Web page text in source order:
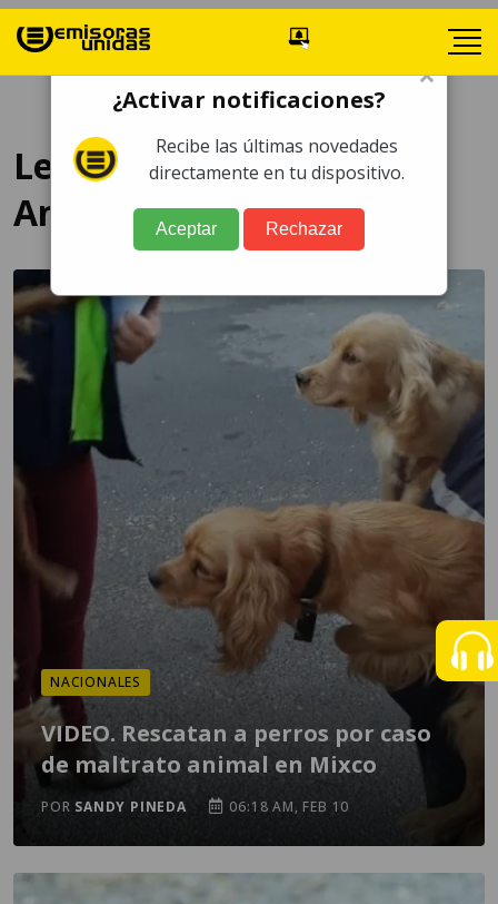
Ley de Protección de
Animales
NACIONALES
VIDEO. Rescatan a perros por caso
de maltrato animal en Mixco
POR SANDY PINEDA 06:18 AM, FEB 10
×
¿Activar notificaciones?
Recibe las últimas novedades
directamente en tu dispositivo.
Aceptar Rechazar